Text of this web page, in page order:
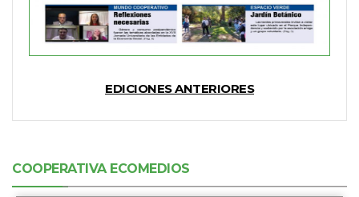
EDICIONES ANTERIORES
COOPERATIVA ECOMEDIOS